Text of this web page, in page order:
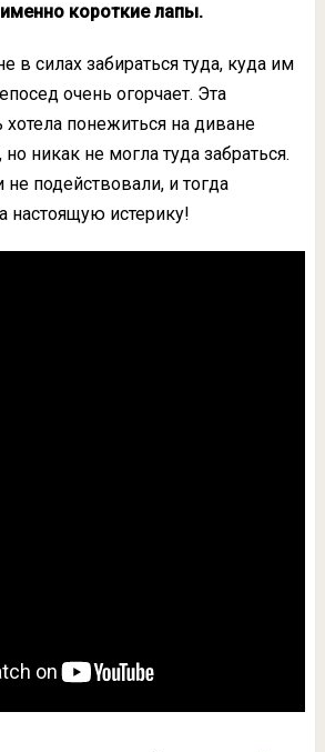
короткие лапы.
в силах забираться туда, куда им
очень огорчает. Эта
понежиться на диване
никак не могла туда забраться.
подействовали, и тогда
настоящую истерику!